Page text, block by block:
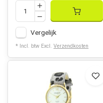
Vergelijk
* Incl. btw Excl. Verzendkosten